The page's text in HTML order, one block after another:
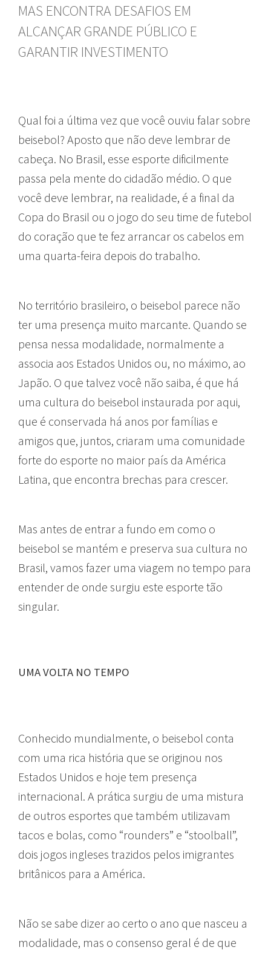
MAS ENCONTRA DESAFIOS EM
ALCANÇAR GRANDE PÚBLICO E
GARANTIR INVESTIMENTO
Qual foi a última vez que você ouviu falar sobre
beisebol? Aposto que não deve lembrar de
cabeça. No Brasil, esse esporte dificilmente
passa pela mente do cidadão médio. O que
você deve lembrar, na realidade, é a final da
Copa do Brasil ou o jogo do seu time de futebol
do coração que te fez arrancar os cabelos em
uma quarta-feira depois do trabalho.
No território brasileiro, o beisebol parece não
ter uma presença muito marcante. Quando se
pensa nessa modalidade, normalmente a
associa aos Estados Unidos ou, no máximo, ao
Japão. O que talvez você não saiba, é que há
uma cultura do beisebol instaurada por aqui,
que é conservada há anos por famílias e
amigos que, juntos, criaram uma comunidade
forte do esporte no maior país da América
Latina, que encontra brechas para crescer.
Mas antes de entrar a fundo em como o
beisebol se mantém e preserva sua cultura no
Brasil, vamos fazer uma viagem no tempo para
entender de onde surgiu este esporte tão
singular.
UMA VOLTA NO TEMPO
Conhecido mundialmente, o beisebol conta
com uma rica história que se originou nos
Estados Unidos e hoje tem presença
internacional. A prática surgiu de uma mistura
de outros esportes que também utilizavam
tacos e bolas, como “rounders” e “stoolball”,
dois jogos ingleses trazidos pelos imigrantes
britânicos para a América.
Não se sabe dizer ao certo o ano que nasceu a
modalidade, mas o consenso geral é de que